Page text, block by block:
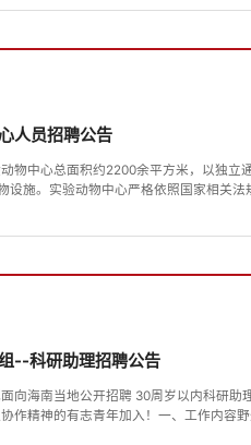
人员招聘公告
物中心总面积约2200余平方米，以独立
设施。实验动物中心严格依照国家相关
--科研助理招聘公告
向海南当地公开招聘 30周岁以内科研助
作精神的有志青年加入！一、工作内容